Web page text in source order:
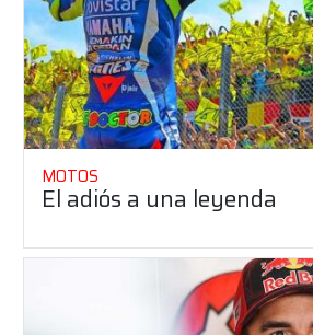
MOTOS
El adiós a una leyenda